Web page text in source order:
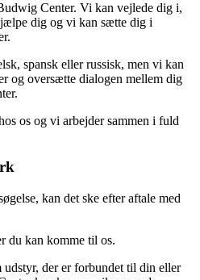
Center. Vi kan vejlede dig i,
dig og vi kan sætte dig i
spansk eller russisk, men vi kan
og oversætte dialogen mellem dig
os og vi arbejder sammen i fuld
kan det ske efter aftale med
du kan komme til os.
udstyr, der er forbundet til din eller